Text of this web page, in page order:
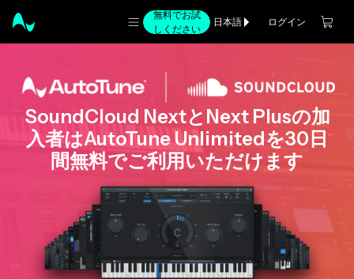
無料でお試
しください
日本語 ログイン
SoundCloud NextとNext Plusの加
入者はAutoTune Unlimitedを30日
間無料でご利用いただけます